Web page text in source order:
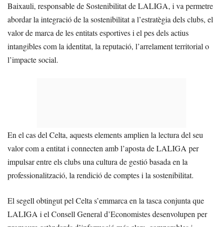
Baixauli, responsable de Sostenibilitat de LALIGA, i va permetre
abordar la integració de la sostenibilitat a l’estratègia dels clubs, el
valor de marca de les entitats esportives i el pes dels actius
intangibles com la identitat, la reputació, l’arrelament territorial o
l’impacte social.
En el cas del Celta, aquests elements amplien la lectura del seu
valor com a entitat i connecten amb l’aposta de LALIGA per
impulsar entre els clubs una cultura de gestió basada en la
professionalització, la rendició de comptes i la sostenibilitat.
El segell obtingut pel Celta s’emmarca en la tasca conjunta que
LALIGA i el Consell General d’Economistes desenvolupen per